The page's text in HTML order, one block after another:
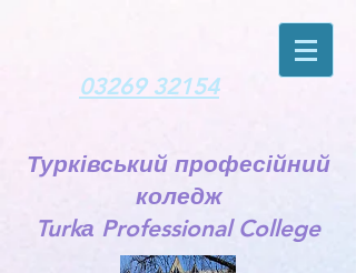
03269 32154
Турківський професійний
коледж
Turkа Professional College